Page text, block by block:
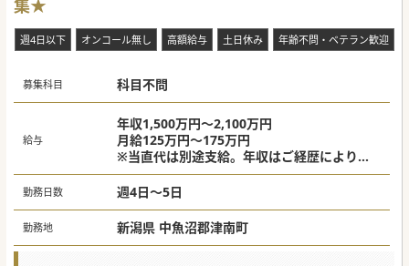
集★
週4日以下 オンコール無し 高額給与 土日休み 年齢不問・ベテラン歓迎
募集科目 科目不問
給与
年収1,500万円～2,100万円
月給125万円～175万円
※当直代は別途支給。年収はご経歴により決
定。
勤務日数 週4日～5日
勤務地 新潟県 中魚沼郡津南町